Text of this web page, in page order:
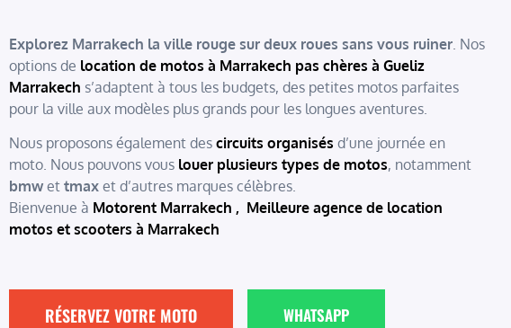
Explorez Marrakech la ville rouge sur deux roues sans vous ruiner . Nos
options de location de motos à Marrakech pas chères à Gueliz
Marrakech s’adaptent à tous les budgets, des petites motos parfaites
pour la ville aux modèles plus grands pour les longues aventures.
Nous proposons également des circuits organisés d’une journée en
moto. Nous pouvons vous louer plusieurs types de motos, notamment
bmw et tmax et d’autres marques célèbres.
Bienvenue à Motorent Marrakech , Meilleure agence de location
motos et scooters à Marrakech
RÉSERVEZ VOTRE MOTO WHATSAPP